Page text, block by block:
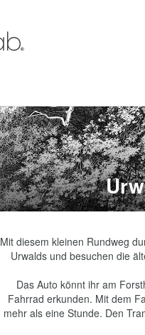
Mit diesem kleinen Rundweg
Urwalds und besuchen die
Das Auto könnt ihr am
Fahrrad erkunden. Mit dem
mehr als eine Stunde. Den